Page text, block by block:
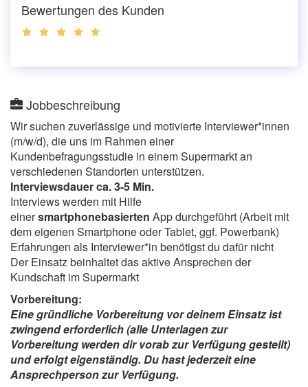
Bewertungen des Kunden
Jobbeschreibung
Wir suchen zuverlässige und motivierte Interviewer*innen
(m/w/d), die uns im Rahmen einer
Kundenbefragungsstudie in einem Supermarkt an
verschiedenen Standorten unterstützen.
Interviewsdauer ca. 3-5 Min.
Interviews werden mit Hilfe
einersmartphonebasierten App durchgeführt (Arbeit mit
dem eigenen Smartphone oder Tablet, ggf. Powerbank)
Erfahrungen als Interviewer*in benötigst du dafür nicht
Der Einsatz beinhaltet das aktive Ansprechen der
Kundschaft im Supermarkt
Vorbereitung:
Eine gründliche Vorbereitung vor deinem Einsatz ist
zwingend erforderlich (alle Unterlagen zur
Vorbereitung werden dir vorab zur Verfügung gestellt)
und erfolgt eigenständig. Du hast jederzeit eine
Ansprechperson zur Verfügung.